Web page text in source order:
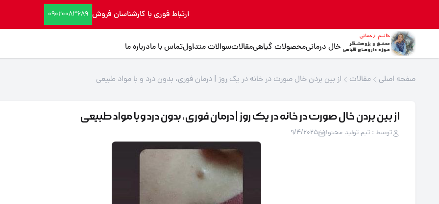
ارتباط فوری با کارشناسان فروش 09020083689
خال درمانیمحصولات گیاهیمقالاتسوالات متداولتماس با مادرباره ما
صفحه اصلی مقالات از بین بردن خال صورت در خانه در یک روز | درمان فوری، بدون درد و با مواد طبیعی
از بین بردن خال صورت در خانه در یک روز | درمان فوری، بدون درد و با مواد طبیعی
توسط : تیم تولید محتوا 9/4/2025